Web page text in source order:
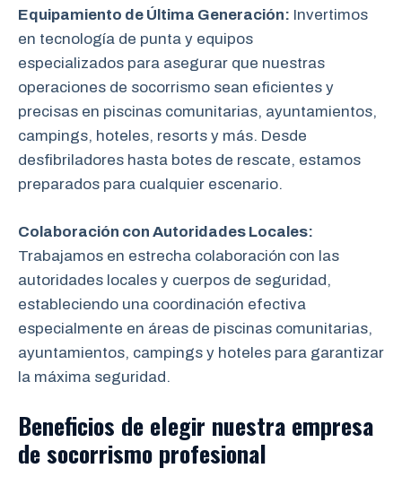
Equipamiento de Última Generación: Invertimos
en tecnología de punta y equipos
especializados para asegurar que nuestras
operaciones de socorrismo sean eficientes y
precisas en piscinas comunitarias, ayuntamientos,
campings, hoteles, resorts y más. Desde
desfibriladores hasta botes de rescate, estamos
preparados para cualquier escenario.
Colaboración con Autoridades Locales:
Trabajamos en estrecha colaboración con las
autoridades locales y cuerpos de seguridad,
estableciendo una coordinación efectiva
especialmente en áreas de piscinas comunitarias,
ayuntamientos, campings y hoteles para garantizar
la máxima seguridad.
Beneficios de elegir nuestra empresa
de socorrismo profesional